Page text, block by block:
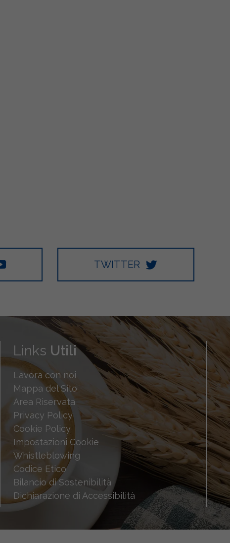
TWITTER
Links Utili
Lavora con noi
Mappa del Sito
Area Riservata
Privacy Policy
Cookie Policy
Impostazioni Cookie
Whistleblowing
Codice Etico
Bilancio di Sostenibilità
Dichiarazione di Accessibilità